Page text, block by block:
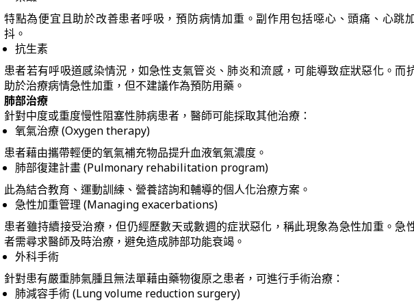
特點為便宜且助於改善患者呼吸，預防病情加重。副作用包括噁心、頭痛、心跳
抖。
抗生素
患者若有呼吸道感染情況，如急性支氣管炎、肺炎和流感，可能導致症狀惡化。而
助於治療病情急性加重，但不建議作為預防用藥。
肺部治療
針對中度或重度慢性阻塞性肺病患者，醫師可能採取其他治療：
氧氣治療 (Oxygen therapy)
患者藉由攜帶輕便的氧氣補充物品提升血液氧氣濃度。
肺部復建計畫 (Pulmonary rehabilitation program)
此為結合教育、運動訓練、營養諮詢和輔導的個人化治療方案。
急性加重管理 (Managing exacerbations)
患者雖持續接受治療，但仍經歷數天或數週的症狀惡化，稱此現象為急性加重。急
者需尋求醫師及時治療，避免造成肺部功能衰竭。
外科手術
針對患有嚴重肺氣腫且無法單藉由藥物復原之患者，可進行手術治療：
肺減容手術 (Lung volume reduction surgery)